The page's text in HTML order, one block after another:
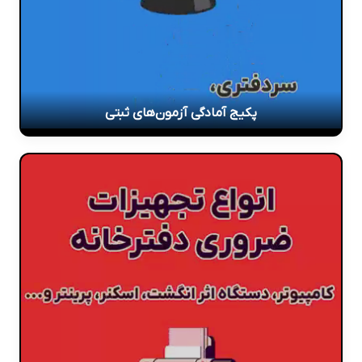
پکیج آمادگی آزمون‌های ثبتی